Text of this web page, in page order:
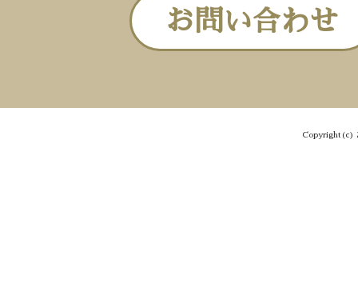
お問い合わせ
Copyright(c)